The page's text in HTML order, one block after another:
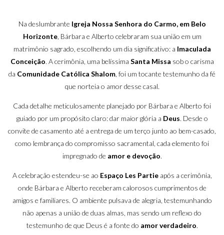
Na deslumbrante Igreja Nossa Senhora do Carmo, em Belo
Horizonte, Bárbara e Alberto celebraram sua união em um
matrimônio sagrado, escolhendo um dia significativo: a Imaculada
Conceição. A cerimônia, uma belíssima Santa Missa sob o carisma
da Comunidade Católica Shalom, foi um tocante testemunho da fé
que norteia o amor desse casal.
Cada detalhe meticulosamente planejado por Bárbara e Alberto foi
guiado por um propósito claro: dar maior glória a Deus. Desde o
convite de casamento até a entrega de um terço junto ao bem-casado,
como lembrança do compromisso sacramental, cada elemento foi
impregnado de amor e devoção.
A celebração estendeu-se ao Espaço Les Partieapós a cerimônia,
onde Bárbara e Alberto receberam calorosos cumprimentos de
amigos e familiares. O ambiente pulsava de alegria, testemunhando
não apenas a união de duas almas, mas sendo um reflexo do
testemunho de que Deus é a fonte do amor verdadeiro.